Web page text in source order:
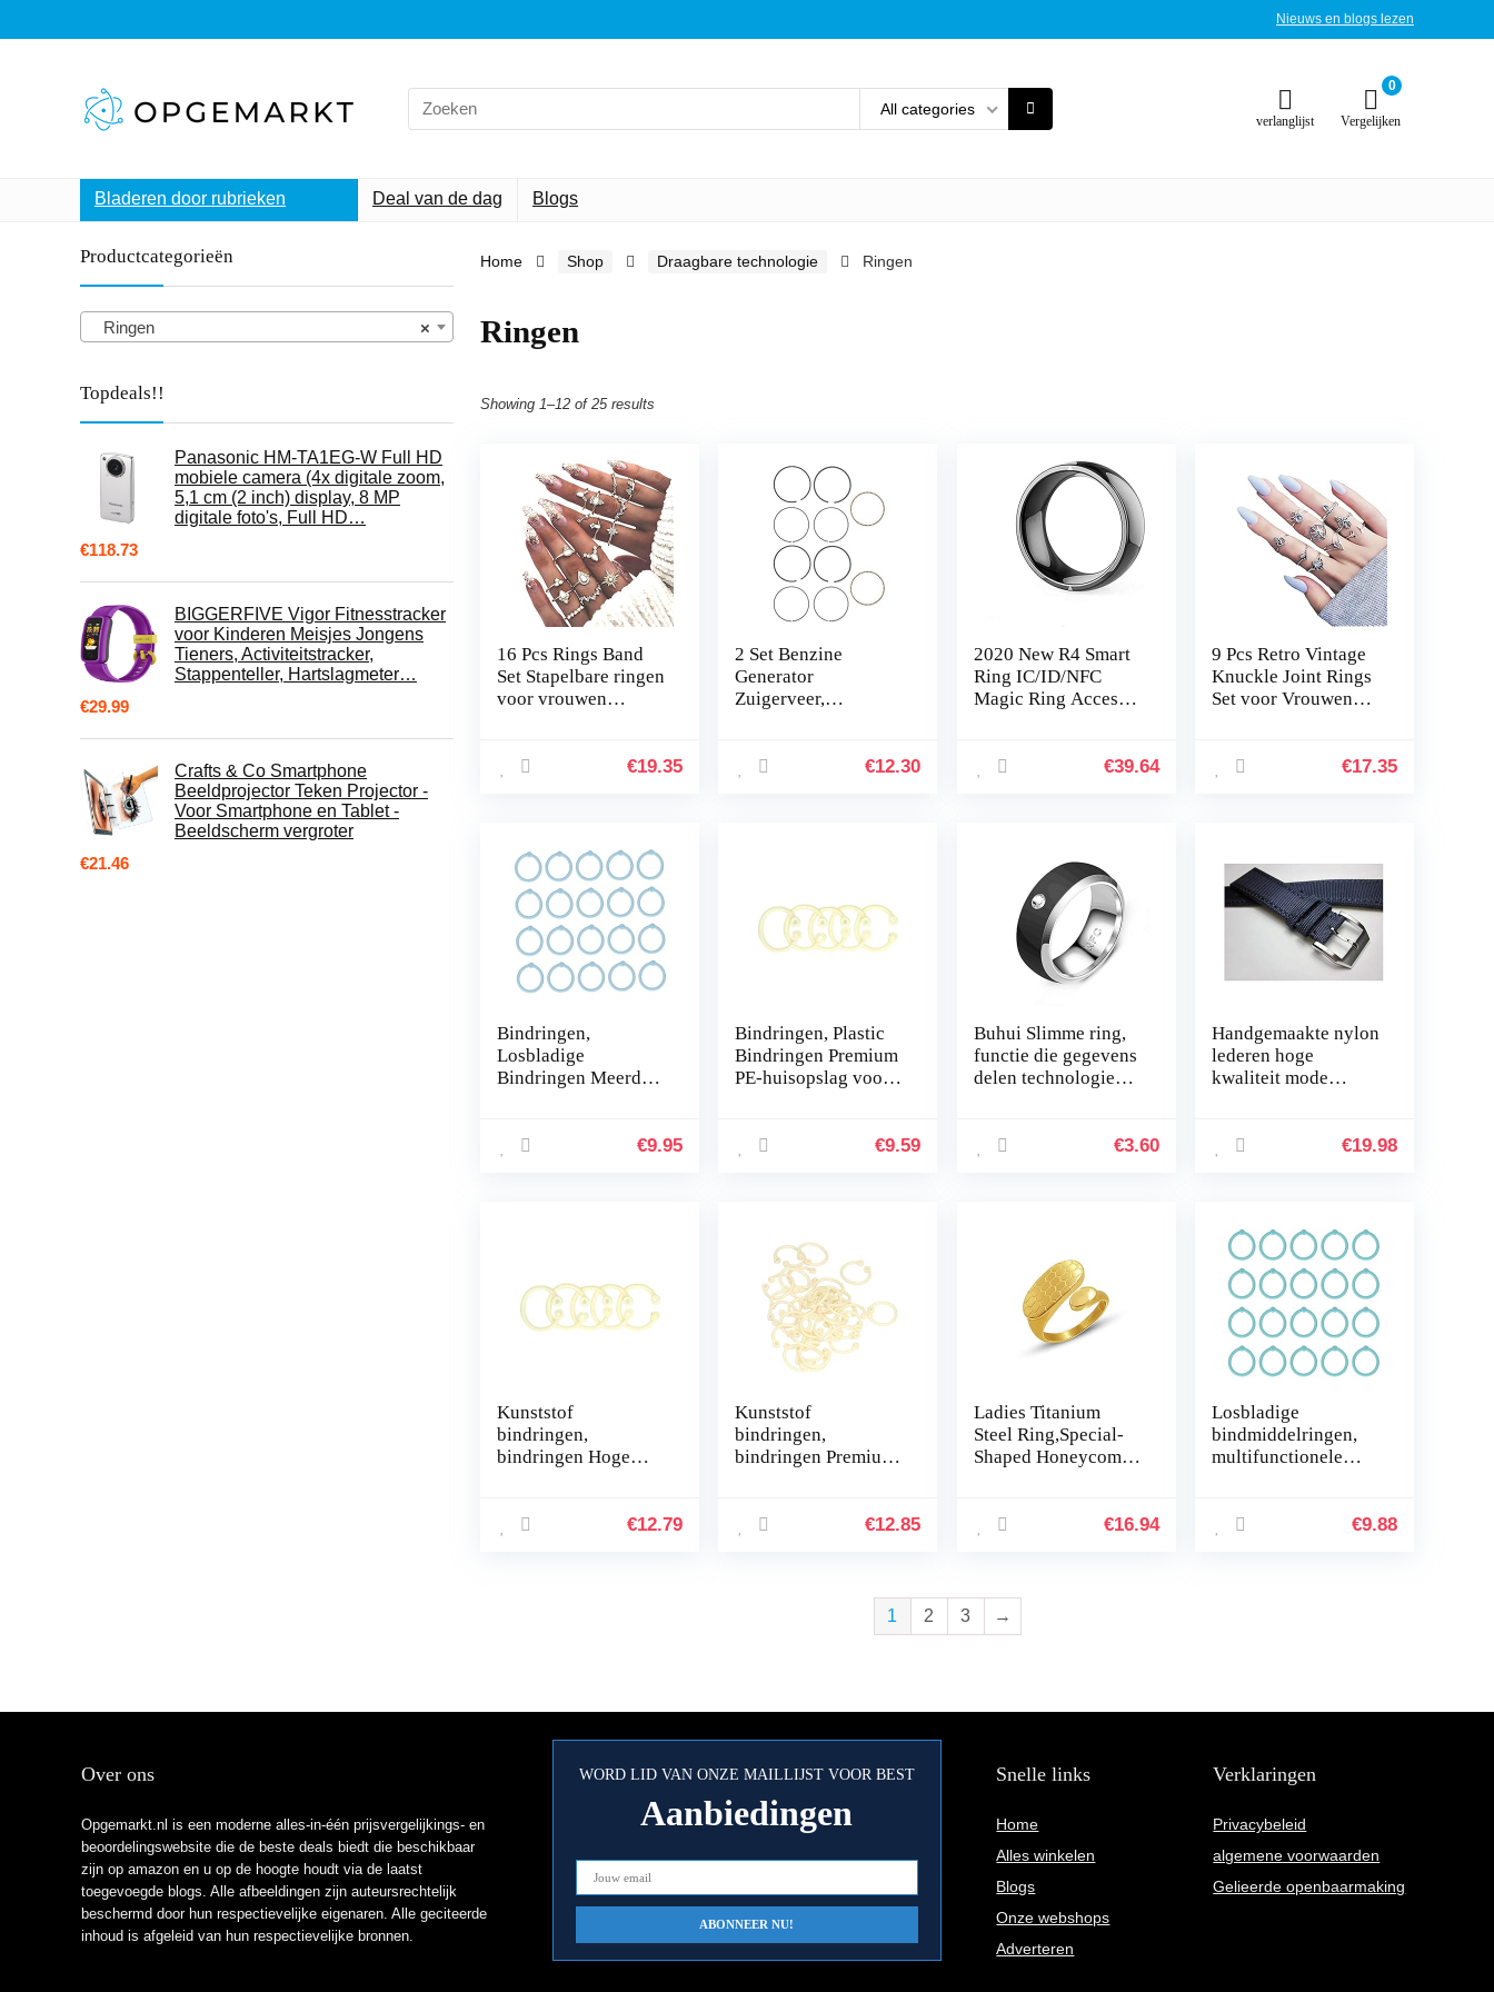
Nieuws en blogs lezen
Search
for:
All categories
verlanglijst
0
Vergelijken
Bladeren door rubrieken Deal van de dag Blogs
Productcategorieën
×
Ringen
Topdeals!!
Panasonic HM-TA1EG-W Full HD
mobiele camera (4x digitale zoom,
5,1 cm (2 inch) display, 8 MP
digitale foto's, Full HD…
€118.73
BIGGERFIVE Vigor Fitnesstracker
voor Kinderen Meisjes Jongens
Tieners, Activiteitstracker,
Stappenteller, Hartslagmeter…
€29.99
Crafts & Co Smartphone
Beeldprojector Teken Projector -
Voor Smartphone en Tablet -
Beeldscherm vergroter
€21.46
Home Shop Draagbare technologie Ringen
Ringen
Showing 1–12 of 25 results
16 Pcs Rings Band
Set Stapelbare ringen
voor vrouwen
voor geliefden,Gold
€19.35
2 Set Benzine
Generator
Zuigerveer,
Accessoires
€12.30
2020 New R4 Smart
Ring IC/ID/NFC
Magic Ring Access
telefoon-accessoires
€39.64
9 Pcs Retro Vintage
Knuckle Joint Rings
Set voor Vrouwen
Meisjes Vinger
€17.35
Bindringen,
Losbladige
Bindringen Meerdere
voor kantoor(blauw)
€9.95
Bindringen, Plastic
Bindringen Premium
PE-huisopslag voor
(geel))
€9.59
Buhui Slimme ring,
functie die gegevens
delen technologie
intelligente ring,
€3.60
Handgemaakte nylon
lederen hoge
kwaliteit mode
horlogeband
€19.98
Kunststof
bindringen,
bindringen Hoge
voor school(HYH-15
€12.79
Kunststof
bindringen,
bindringen Premium
kantoor(HYH-15€12.85
Ladies Titanium
Steel Ring,Special-
Shaped Honeycomb
Plated Casting Craft
€16.94
Losbladige
bindmiddelringen,
multifunctionele
voor thuis voor
€9.88
1 2 3 →
Over ons
Opgemarkt.nl is een moderne alles-in-één prijsvergelijkings- en
beoordelingswebsite die de beste deals biedt die beschikbaar
zijn op amazon en u op de hoogte houdt via de laatst
toegevoegde blogs. Alle afbeeldingen zijn auteursrechtelijk
beschermd door hun respectievelijke eigenaren. Alle geciteerde
inhoud is afgeleid van hun respectievelijke bronnen.
WORD LID VAN ONZE MAILLIJST VOOR BEST
Aanbiedingen
Snelle links
Home
Alles winkelen
Blogs
Onze webshops
Adverteren
Verklaringen
Privacybeleid
algemene voorwaarden
Gelieerde openbaarmaking